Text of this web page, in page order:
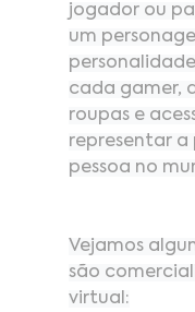
jogador ou
um
cada gamer,
roupas e
representar a
pessoa no
Vejamos
são
virtual: